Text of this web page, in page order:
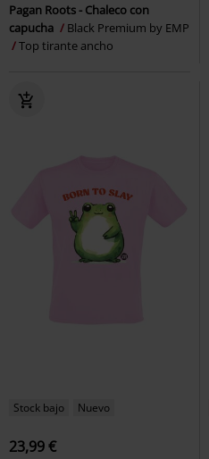
Pagan Roots - Chaleco con
capucha
Black Premium by EMP
Top tirante ancho
Stock bajo Nuevo
23,99 €